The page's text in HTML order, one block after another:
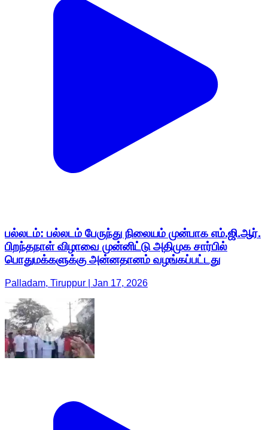
பல்லடம்: பல்லடம் பேருந்து நிலையம் முன்பாக எம்.ஜி.ஆர்.
பிறந்தநாள் விழாவை முன்னிட்டு அதிமுக சார்பில்
பொதுமக்களுக்கு அன்னதானம் வழங்கப்பட்டது
Palladam, Tiruppur | Jan 17, 2026